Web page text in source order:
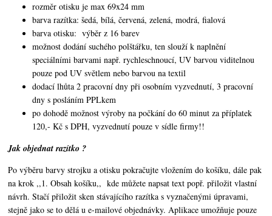
rozměr otisku je max 69x24 mm
barva razítka: šedá, bílá, červená, zelená, modrá, fialová
barva otisku: výběr z 16 barev
možnost dodání suchého polštářku, ten slouží k naplnění
speciálními barvami např. rychleschnoucí, UV barvou viditelnou
pouze pod UV světlem nebo barvou na textil
dodací lhůta 2 pracovní dny při osobním vyzvednutí, 3 pracovní
dny s posláním PPLkem
po dohodě možnost výroby na počkání do 60 minut za příplatek
120,- Kč s DPH, vyzvednutí pouze v sídle firmy!!
Jak objednat razítko ?
Po výběru barvy strojku a otisku pokračujte vložením do košíku, dále pak
na krok ,,1. Obsah košíku,, kde můžete napsat text popř. přiložit vlastní
návrh. Stačí přiložit sken stávajícího razítka s vyznačenými úpravami,
stejně jako se to dělá u e-mailové objednávky. Aplikace umožňuje pouze